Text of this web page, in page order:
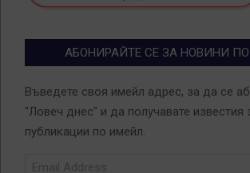
АБОНИРАЙТЕ СЕ ЗА НОВИНИ
Въведете своя имейл адрес, за да се
"Ловеч днес" и да получавате известия
публикации по имейл.